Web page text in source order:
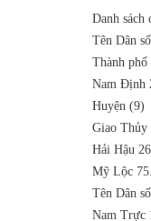
Danh
Tên Dân
Thành phố
Nam Định
Huyện (9)
Giao Thủy
Hải Hậu
Mỹ Lộc
Tên Dân
Nam Trực